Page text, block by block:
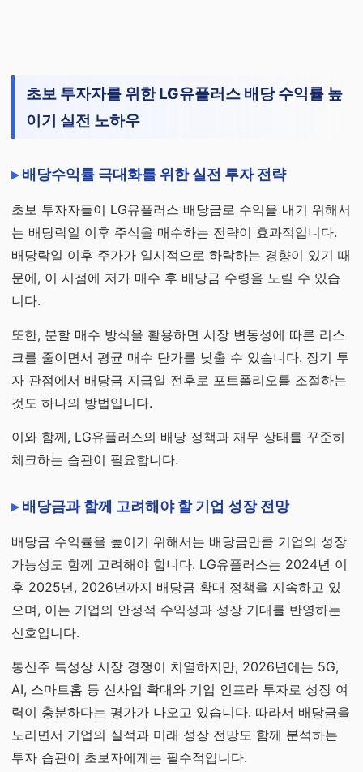
초보 투자자를 위한 LG유플러스 배당 수익률 높
이기 실전 노하우
배당수익률 극대화를 위한 실전 투자 전략
초보 투자자들이 LG유플러스 배당금로 수익을 내기 위해서
는 배당락일 이후 주식을 매수하는 전략이 효과적입니다.
배당락일 이후 주가가 일시적으로 하락하는 경향이 있기 때
문에, 이 시점에 저가 매수 후 배당금 수령을 노릴 수 있습
니다.
또한, 분할 매수 방식을 활용하면 시장 변동성에 따른 리스
크를 줄이면서 평균 매수 단가를 낮출 수 있습니다. 장기 투
자 관점에서 배당금 지급일 전후로 포트폴리오를 조절하는
것도 하나의 방법입니다.
이와 함께, LG유플러스의 배당 정책과 재무 상태를 꾸준히
체크하는 습관이 필요합니다.
배당금과 함께 고려해야 할 기업 성장 전망
배당금 수익률을 높이기 위해서는 배당금만큼 기업의 성장
가능성도 함께 고려해야 합니다. LG유플러스는 2024년 이
후 2025년, 2026년까지 배당금 확대 정책을 지속하고 있
으며, 이는 기업의 안정적 수익성과 성장 기대를 반영하는
신호입니다.
통신주 특성상 시장 경쟁이 치열하지만, 2026년에는 5G,
AI, 스마트홈 등 신사업 확대와 기업 인프라 투자로 성장 여
력이 충분하다는 평가가 나오고 있습니다. 따라서 배당금을
노리면서 기업의 실적과 미래 성장 전망도 함께 분석하는
투자 습관이 초보자에게는 필수적입니다.